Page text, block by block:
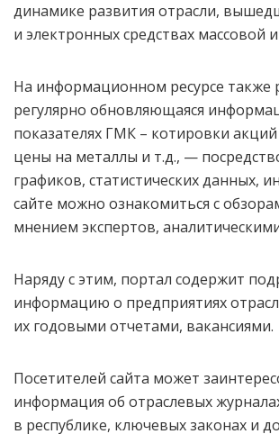
динамике развития отрасли,
и электронных средствах массовой
На информационном ресурсе также
регулярно обновляющаяся
показателях ГМК – котировки
цены на металлы и т.д., —
графиков, статистических данных,
сайте можно ознакомиться с
мнением экспертов,
Наряду с этим, портал содержит
информацию о предприятиях
их годовыми отчетами, вакансиями.
Посетителей сайта может
информация об отраслевых
в республике, ключевых законах и